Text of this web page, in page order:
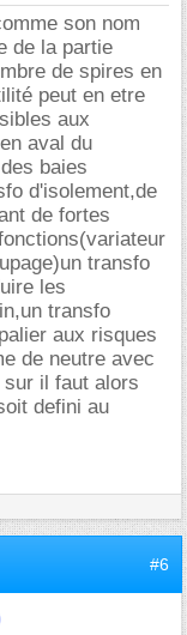
son nom
de la partie
de spires en
peut en etre
aux
aval du
baies
d'isolement,de
de fortes
transfo
les
transfo
aux risques
de neutre avec
il faut alors
defini au
#6